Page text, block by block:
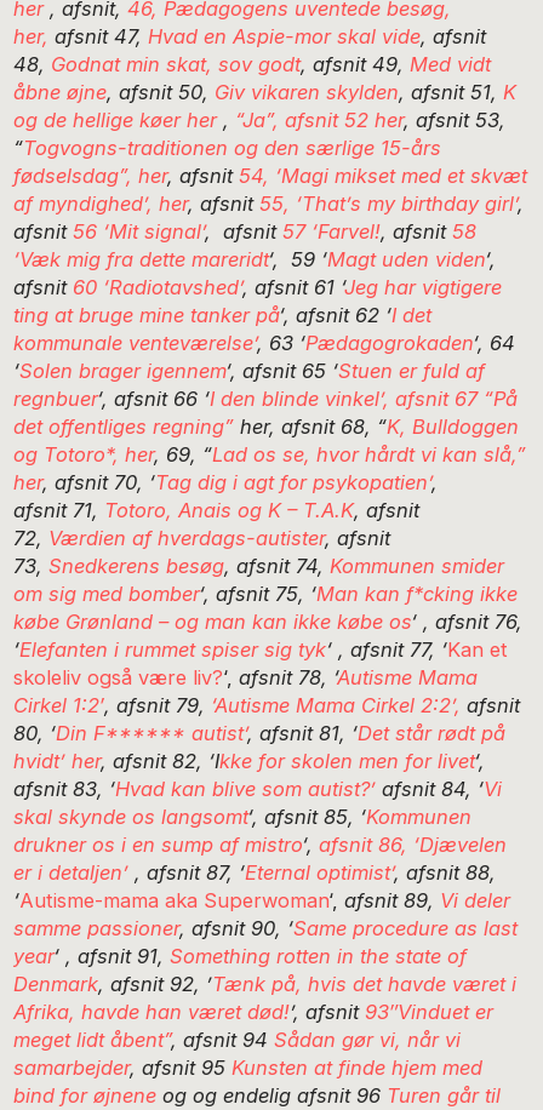
her, afsnit,46, Pædagogens uventede besøg,
her, afsnit 47,Hvad en Aspie-mor skal vide, afsnit
48, Godnat min skat, sov godt, afsnit 49,Med vidt
åbne øjne, afsnit 50, Giv vikaren skylden, afsnit 51, K
og de hellige køer her, “Ja”, afsnit 52 her, afsnit 53,
“Togvogns-traditionen og den særlige 15-års
fødselsdag”, her, afsnit54, ‘Magi mikset med et skvæt
af myndighed’, her, afsnit55, ‘That’s my birthday girl’,
afsnit56 ‘Mit signal’, afsnit57 ‘Farvel!, afsnit58
‘Væk mig fra dette mareridt‘, 59 ‘Magt uden viden‘,
afsnit 60 ‘Radiotavshed’, afsnit 61 ‘Jeg har vigtigere
ting at bruge mine tanker på‘, afsnit 62 ‘I det
kommunale venteværelse’, 63 ‘Pædagogrokaden‘, 64
‘Solen brager igennem‘, afsnit 65 ‘Stuen er fuld af
regnbuer‘, afsnit 66 ‘I den blinde vinkel’,afsnit 67 “På
det offentliges regning” her, afsnit 68, “K, Bulldoggen
og Totoro*, her, 69, “Lad os se, hvor hårdt vi kan slå,”
her, afsnit 70, ‘Tag dig i agt for psykopatien’,
afsnit 71, Totoro, Anais og K – T.A.K, afsnit
72, Værdien af hverdags-autister, afsnit
73,Snedkerens besøg, afsnit 74,Kommunen smider
om sig med bomber‘, afsnit 75, ‘Man kan f*cking ikke
købe Grønland – og man kan ikke købe os‘ , afsnit 76,
‘Elefanten i rummet spiser sig tyk‘ , afsnit 77, ‘Kan et
skoleliv også være liv?‘,afsnit 78, ‘Autisme Mama
Cirkel 1:2′, afsnit 79, ‘Autisme Mama Cirkel 2:2’, afsnit
80, ‘Din F****** autist’, afsnit 81, ‘Det står rødt på
hvidt’ her, afsnit 82, ‘Ikke for skolen men for livet‘,
afsnit 83, ‘Hvad kan blive som autist?’ afsnit 84, ‘Vi
skal skynde os langsomt‘, afsnit 85, ‘Kommunen
drukner os i en sump af mistro‘,afsnit 86, ‘Djævelen
er i detaljen’, afsnit 87, ‘Eternal optimist’, afsnit 88,
‘Autisme-mama aka Superwoman‘,afsnit 89, Vi deler
samme passioner, afsnit 90, ‘Same procedure as last
year‘ , afsnit 91,Something rotten in the state of
Denmark, afsnit 92, ’Tænk på, hvis det havde været i
Afrika, havde han været død!’, afsnit 93″Vinduet er
meget lidt åbent”, afsnit 94Sådan gør vi, når vi
samarbejder, afsnit 95Kunsten at finde hjem med
bind for øjnene og og endelig afsnit 96 Turen går til